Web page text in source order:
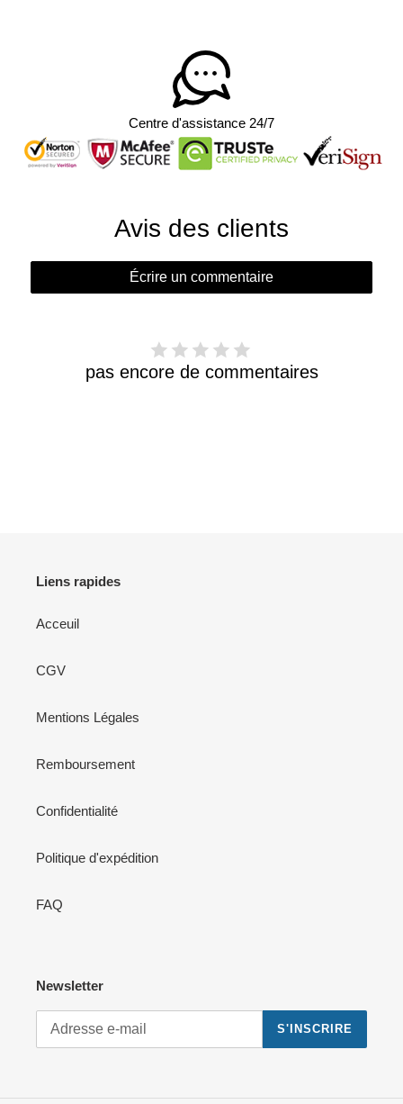
Centre d'assistance 24/7
Avis des clients
Écrire un commentaire
pas encore de commentaires
Liens rapides
Acceuil
CGV
Mentions Légales
Remboursement
Confidentialité
Politique d'expédition
FAQ
Newsletter
S'INSCRIRE